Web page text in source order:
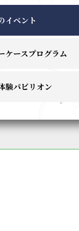
イベント
ケースプログラム
験パビリオン